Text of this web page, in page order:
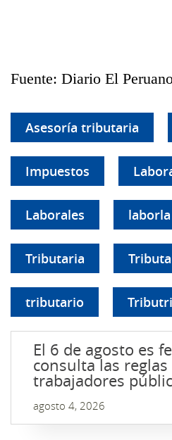
Fuente: Diario El
Asesoría tributaria
Impuestos
Laborales laborla
Tributaria
tributario
El 6 de agosto es
consulta las
trabajadores
agosto 4, 2026